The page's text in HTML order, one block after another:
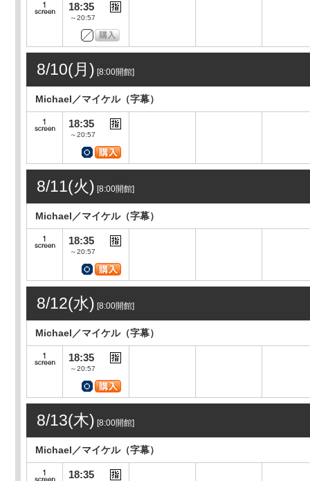
18:35
～20:57
8/10(月) [8:00開館]
Michael／マイケル（字幕）
18:35
～20:57
8/11(火) [8:00開館]
Michael／マイケル（字幕）
18:35
～20:57
8/12(水) [8:00開館]
Michael／マイケル（字幕）
18:35
～20:57
8/13(木) [8:00開館]
Michael／マイケル（字幕）
18:35